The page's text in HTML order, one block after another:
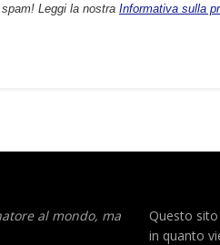
Leggi la nostra Informativa sulla
al mondo, ma
Questo
in quanto